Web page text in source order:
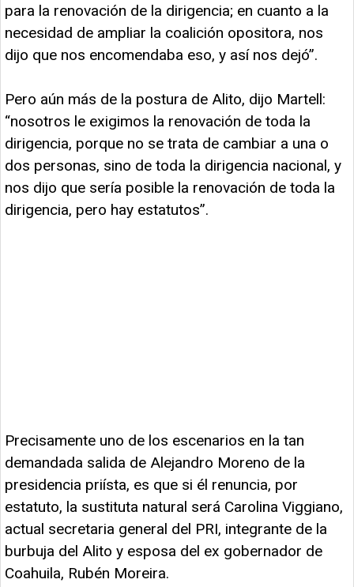
para la renovación de la dirigencia; en cuanto a la
necesidad de ampliar la coalición opositora, nos
dijo que nos encomendaba eso, y así nos dejó”.
Pero aún más de la postura de Alito, dijo Martell:
“nosotros le exigimos la renovación de toda la
dirigencia, porque no se trata de cambiar a una o
dos personas, sino de toda la dirigencia nacional, y
nos dijo que sería posible la renovación de toda la
dirigencia, pero hay estatutos”.
Precisamente uno de los escenarios en la tan
demandada salida de Alejandro Moreno de la
presidencia priísta, es que si él renuncia, por
estatuto, la sustituta natural será Carolina Viggiano,
actual secretaria general del PRI, integrante de la
burbuja del Alito y esposa del ex gobernador de
Coahuila, Rubén Moreira.